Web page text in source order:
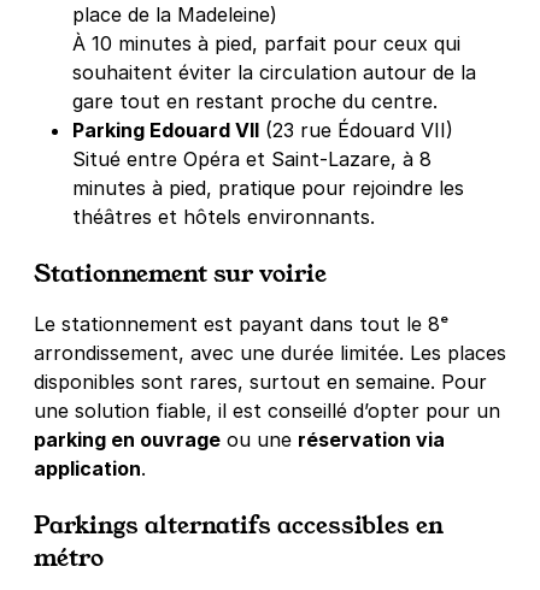
place de la Madeleine)
À 10 minutes à pied, parfait pour ceux qui
souhaitent éviter la circulation autour de la
gare tout en restant proche du centre.
Parking Edouard VII (23 rue Édouard VII)
Situé entre Opéra et Saint-Lazare, à 8
minutes à pied, pratique pour rejoindre les
théâtres et hôtels environnants.
Stationnement sur voirie
Le stationnement est payant dans tout le 8ᵉ
arrondissement, avec une durée limitée. Les places
disponibles sont rares, surtout en semaine. Pour
une solution fiable, il est conseillé d’opter pour un
parking en ouvrage ou une réservation via
application.
Parkings alternatifs accessibles en
métro